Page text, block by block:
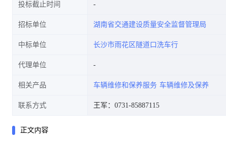
投标截止时间
招标单位 湖南省交通建设质量安全监督管理局
中标单位 长沙市雨花区隧道口洗车行
代理单位
相关产品 车辆维修和保养服务 车辆维修及保养
联系方式 王军：0731-85887115
正文内容